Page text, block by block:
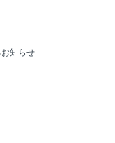
知らせ